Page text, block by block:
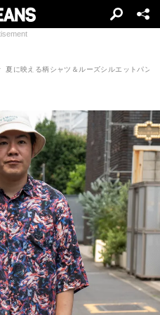
夏に映える柄シャツ＆ルーズシルエットパンツ